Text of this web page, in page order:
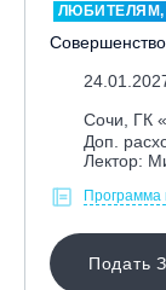
ЛЮБИТЕЛЯМ,
Сочи, ГК
Доп.
Лектор:
Программа
Подать